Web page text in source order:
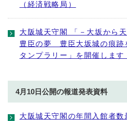
（経済戦略局）
大阪城天守閣 「－大坂から
豊臣の夢 豊臣大坂城の痕跡
タンプラリー」を開催します
4月10日公開の報道発表資料
大阪城天守閣の年間入館者数